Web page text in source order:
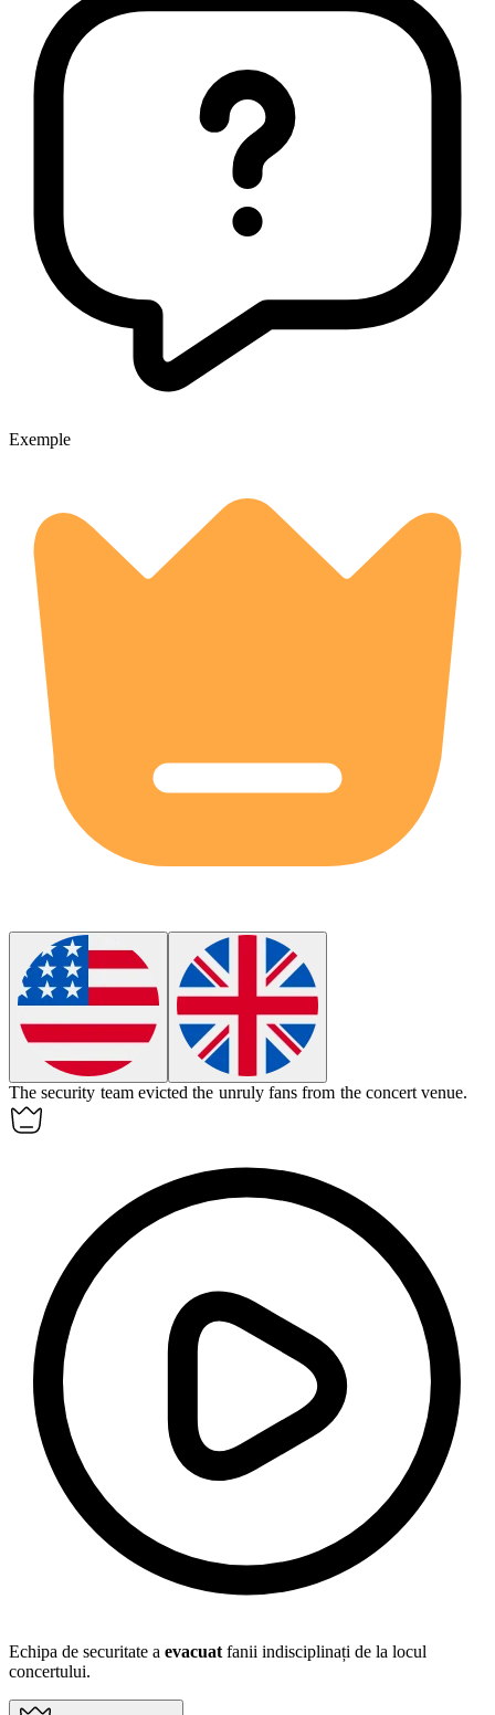
Exemple
The security team evicted the unruly fans from the concert venue.
Echipa de securitate a evacuat fanii indisciplinați de la locul
concertului.